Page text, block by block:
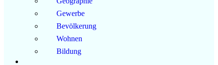
Gewerbe
Bevölkerung
Wohnen
Bildung